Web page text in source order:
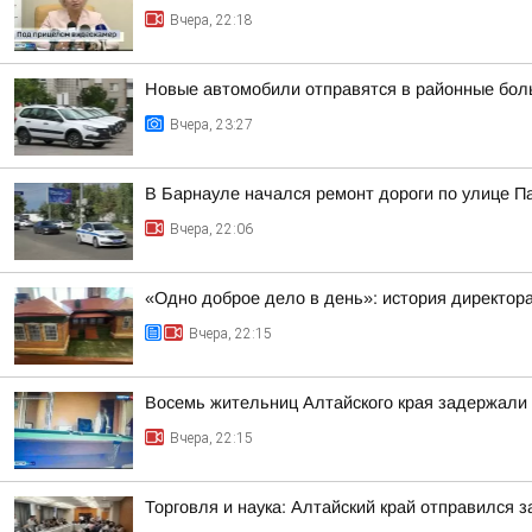
Вчера, 22:18
Новые автомобили отправятся в районные
Вчера, 23:27
В Барнауле начался ремонт дороги по улице
Вчера, 22:06
«Одно доброе дело в день»: история
Вчера, 22:15
Восемь жительниц Алтайского края задержали
Вчера, 22:15
Торговля и наука: Алтайский край отправился